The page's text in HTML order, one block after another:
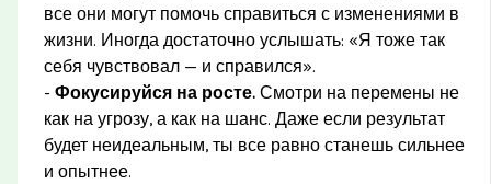
все они могут помочь справиться с изменениями в
жизни. Иногда достаточно услышать: «Я тоже так
себя чувствовал — и справился».
-Фокусируйся на росте. Смотри на перемены не
как на угрозу, а как на шанс. Даже если результат
будет неидеальным, ты все равно станешь сильнее
и опытнее.